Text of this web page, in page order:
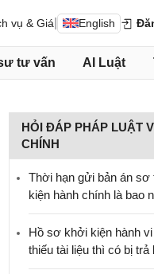
vụ & Giá English
tư vấn AI Luật
HỎI ĐÁP PHÁP LUẬT
CHÍNH
Thời hạn gửi bản án sơ
kiện hành chính là bao
Hồ sơ khởi kiện hành
thiếu tài liệu thì có bị trả